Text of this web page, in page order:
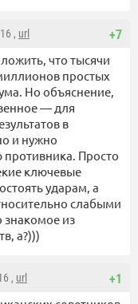
+7
, url
что тысячи
простых
Но объяснение,
— для
в
и нужно
противника. Просто
ключевые
ударам, а
слабыми
знакомое из
а?)))
+1
, url